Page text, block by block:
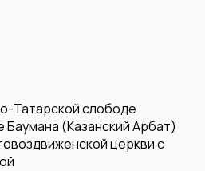
Татарской слободе
Баумана (Казанский Арбат)
церкви с